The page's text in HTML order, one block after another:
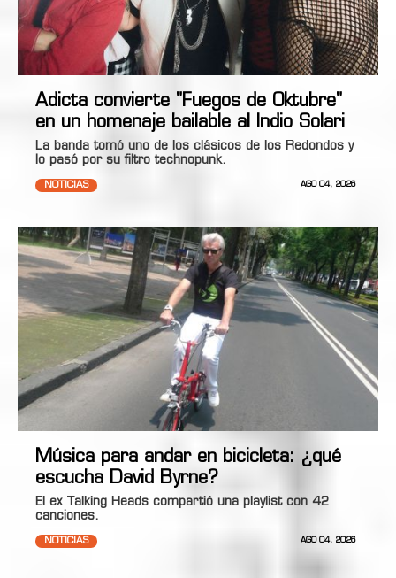
Adicta convierte "Fuegos de Oktubre"
en un homenaje bailable al Indio Solari
La banda tomó uno de los clásicos de los Redondos y
lo pasó por su filtro technopunk.
NOTICIAS AGO 04, 2026
Música para andar en bicicleta: ¿qué
escucha David Byrne?
El ex Talking Heads compartió una playlist con 42
canciones.
NOTICIAS AGO 04, 2026